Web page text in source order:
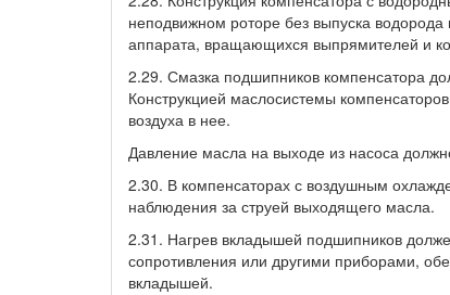
неподвижном роторе без выпуска
аппарата, вращающихся выпрямителей и
2.29. Смазка подшипников компенсатора
Конструкцией маслосистемы
воздуха в нее.
Давление масла на выходе из насоса
2.30. В компенсаторах с воздушным
наблюдения за струей выходящего масла.
2.31. Нагрев вкладышей подшипников
сопротивления или другими приборами,
вкладышей.